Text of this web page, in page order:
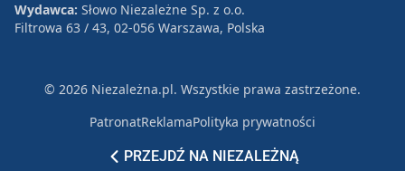
PRZEJDŹ NA NIEZALEŻNĄ
Wydawca: Słowo Niezależne Sp. z o.o.
Filtrowa 63 / 43, 02-056 Warszawa, Polska
© 2026 Niezależna.pl. Wszystkie prawa zastrzeżone.
PatronatReklamaPolityka prywatności